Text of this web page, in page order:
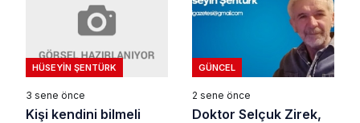
HÜSEYIN ŞENTÜRK
3 sene önce
Kişi kendini bilmeli
GÜNCEL
2 sene önce
Doktor Selçuk Zirek,